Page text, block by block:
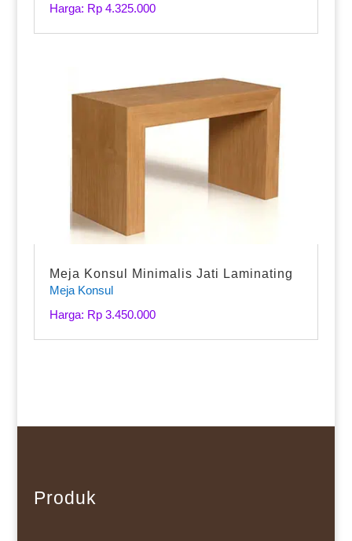
Harga: Rp 4.325.000
Meja Konsul Minimalis Jati Laminating
Meja Konsul
Harga: Rp 3.450.000
Produk